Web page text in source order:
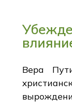
Вера